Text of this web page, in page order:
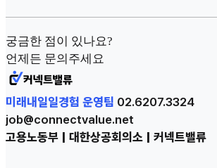
궁금한 점이 있나요?
언제든 문의주세요
미래내일일경험 운영팀 02.6207.3324
job@connectvalue.net
고용노동부 | 대한상공회의소 | 커넥트밸류